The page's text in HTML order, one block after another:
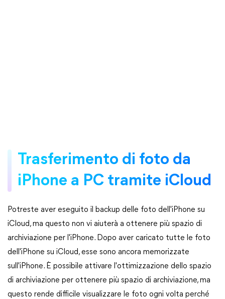
Trasferimento di foto da
iPhone a PC tramite iCloud
Potreste aver eseguito il backup delle foto dell'iPhone su
iCloud, ma questo non vi aiuterà a ottenere più spazio di
archiviazione per l'iPhone. Dopo aver caricato tutte le foto
dell'iPhone su iCloud, esse sono ancora memorizzate
sull'iPhone. È possibile attivare l'ottimizzazione dello spazio
di archiviazione per ottenere più spazio di archiviazione, ma
questo rende difficile visualizzare le foto ogni volta perché